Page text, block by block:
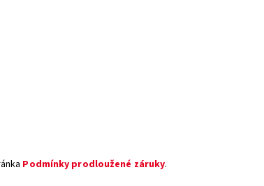
Podmínky prodloužené záruky.